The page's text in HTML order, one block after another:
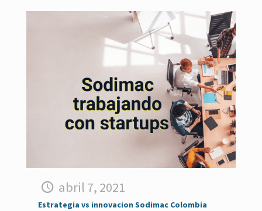
abril 7, 2021
Estrategia vs innovacion Sodimac Colombia